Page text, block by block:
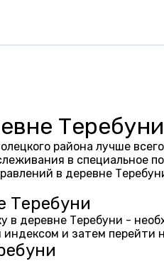
Теребуни
района лучше
в специальное
в деревне
Теребуни
в деревне Теребуни -
и затем